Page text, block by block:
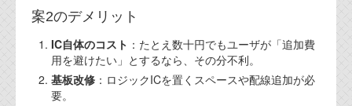
お問い合わせフォーム
案2のデメリット
IC自体のコスト ：たとえ数十円でもユーザが「追加費
用を避けたい」とするなら、その分不利。
基板改修 ：ロジックICを置くスペースや配線追加が必
要。